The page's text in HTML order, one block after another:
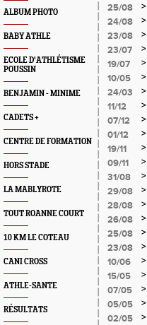
ALBUM PHOTO
BABY ATHLE
ECOLE D'ATHLÉTISME
POUSSIN
BENJAMIN - MINIME
CADETS +
CENTRE DE FORMATION
HORS STADE
LA MABLYROTE
TOUT ROANNE COURT
10 KM LE COTEAU
CANI CROSS
ATHLE-SANTE
RÉSULTATS
25/08
>
24/08
>
23/08
>
23/07
>
19/07
>
10/05
>
24/03
>
11/12
>
07/12
>
01/12
>
19/11
>
09/11
>
31/08
>
29/08
>
28/08
>
26/08
>
25/08
>
23/08
>
10/06
>
15/05
>
07/05
>
05/05
>
02/05
>